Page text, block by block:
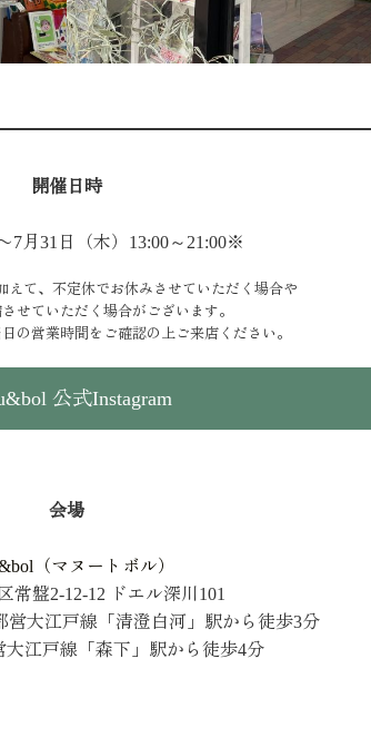
開催日時
7月31日（木）13:00～21:00※
て、不定休でお休みさせていただく場合や
せていただく場合がございます。
の営業時間をご確認の上ご来店ください。
公式Instagram
会場
（マヌートボル）
常盤2-12-12 ドエル深川101
営大江戸線「清澄白河」駅から徒歩3分
大江戸線「森下」駅から徒歩4分